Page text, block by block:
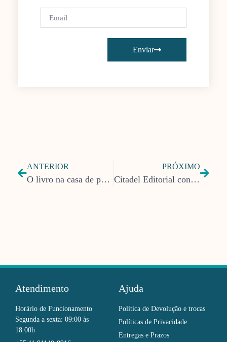
Enviar
ANTERIOR
O livro na casa de pobre
PRÓXIMO
Citadel Editorial contrata secretária(o) executiva bilíngue
Atendimento
Horário de Funcionamento
Segunda a sexta: 09:00 às
18:00h
Ajuda
Política de Devolução e trocas
Políticas de Privacidade
Entregas e Prazos